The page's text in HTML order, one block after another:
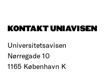
KONTAKT UNIAVISEN
Universitetsavisen
Nørregade 10
1165 København K